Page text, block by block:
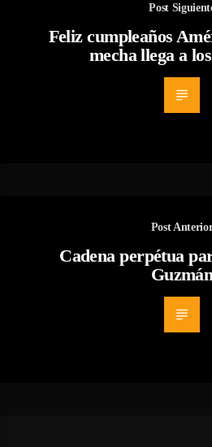
Post
Feliz cumpleaños
mecha llega a
Post
Cadena perpétua
Guzmán